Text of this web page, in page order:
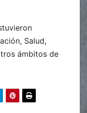
Salud,
ámbitos de